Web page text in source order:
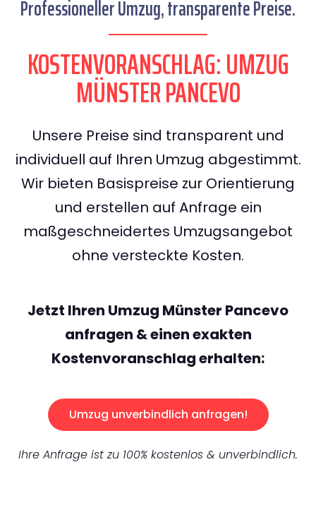
Professioneller Umzug, transparente Preise.
KOSTENVORANSCHLAG: UMZUG
MÜNSTER PANCEVO
Unsere Preise sind transparent und
individuell auf Ihren Umzug abgestimmt.
Wir bieten Basispreise zur Orientierung
und erstellen auf Anfrage ein
maßgeschneidertes Umzugsangebot
ohne versteckte Kosten.
Jetzt Ihren Umzug Münster Pancevo
anfragen & einen exakten
Kostenvoranschlag erhalten:
Umzug unverbindlich anfragen!
Ihre Anfrage ist zu 100% kostenlos & unverbindlich.